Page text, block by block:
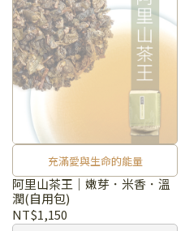
充滿愛與生命的能量
阿里山茶王｜嫩芽．米香．溫
潤(自用包)
NT$1,150